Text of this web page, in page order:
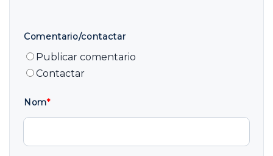
Comentario/contactar
Publicar comentario
Contactar
Nom*